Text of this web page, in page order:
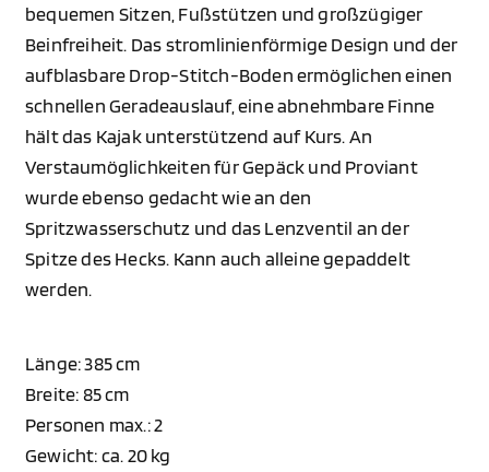
bequemen Sitzen, Fußstützen und großzügiger
Beinfreiheit. Das stromlinienförmige Design und der
aufblasbare Drop-Stitch-Boden ermöglichen einen
schnellen Geradeauslauf, eine abnehmbare Finne
hält das Kajak unterstützend auf Kurs. An
Verstaumöglichkeiten für Gepäck und Proviant
wurde ebenso gedacht wie an den
Spritzwasserschutz und das Lenzventil an der
Spitze des Hecks. Kann auch alleine gepaddelt
werden.
Länge: 385 cm
Breite: 85 cm
Personen max.: 2
Gewicht: ca. 20 kg